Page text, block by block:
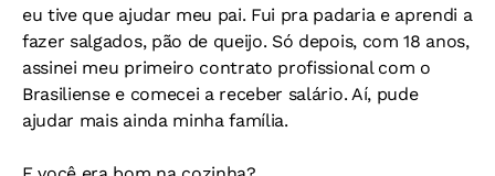
eu tive que ajudar meu pai. Fui pra padaria e aprendi a
fazer salgados, pão de queijo. Só depois, com 18 anos,
assinei meu primeiro contrato profissional com o
Brasiliense e comecei a receber salário. Aí, pude
ajudar mais ainda minha família.